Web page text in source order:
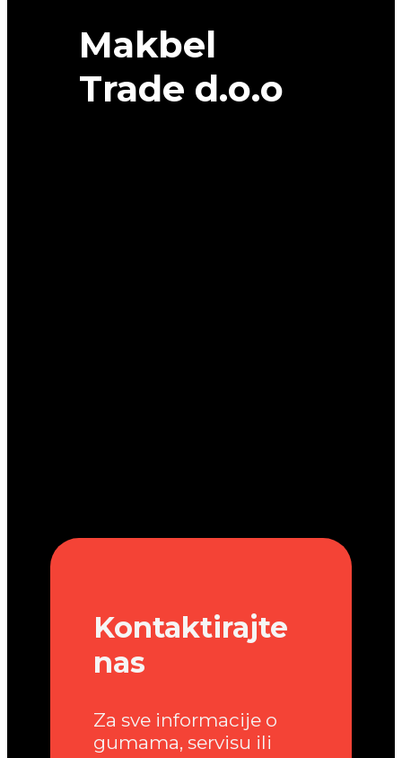
Makbel
Trade d.o.o
Kontaktirajte
nas
Za sve informacije o
gumama, servisu ili